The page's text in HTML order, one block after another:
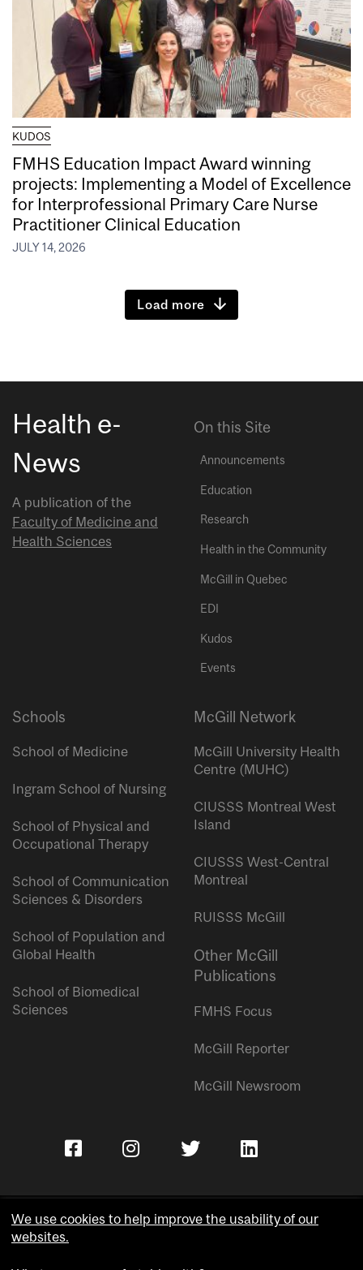
KUDOS
FMHS Education Impact Award winning
projects: Implementing a Model of Excellence
for Interprofessional Primary Care Nurse
Practitioner Clinical Education
JULY 14, 2026
Load more
Health e-
News
A publication of the
Faculty of Medicine and
Health Sciences
On this Site
Announcements
Education
Research
Health in the Community
McGill in Quebec
EDI
Kudos
Events
Schools
School of Medicine
Ingram School of Nursing
School of Physical and
Occupational Therapy
School of Communication
Sciences & Disorders
School of Population and
Global Health
School of Biomedical
Sciences
McGill Network
McGill University Health
Centre (MUHC)
CIUSSS Montreal West
Island
CIUSSS West-Central
Montreal
RUISSS McGill
Other McGill
Publications
FMHS Focus
McGill Reporter
McGill Newsroom
We use cookies to help improve the usability of our
websites.